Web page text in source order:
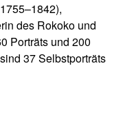
des Rokoko und
Porträts und 200
37 Selbstporträts